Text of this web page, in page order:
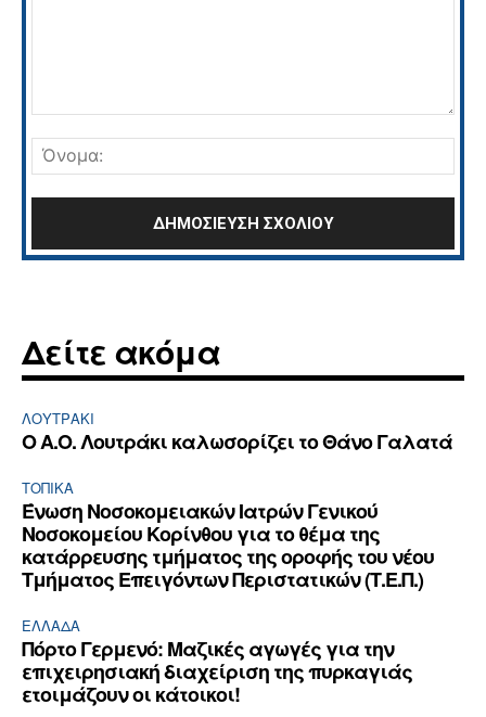
Δείτε ακόμα
ΛΟΥΤΡΆΚΙ
Ο Α.Ο. Λουτράκι καλωσορίζει το Θάνο Γαλατά
ΤΟΠΙΚΑ
Ένωση Νοσοκομειακών Ιατρών Γενικού
Νοσοκομείου Κορίνθου για το θέμα της
κατάρρευσης τμήματος της οροφής του νέου
Τμήματος Επειγόντων Περιστατικών (Τ.Ε.Π.)
ΕΛΛΆΔΑ
Πόρτο Γερμενό: Μαζικές αγωγές για την
επιχειρησιακή διαχείριση της πυρκαγιάς
ετοιμάζουν οι κάτοικοι!